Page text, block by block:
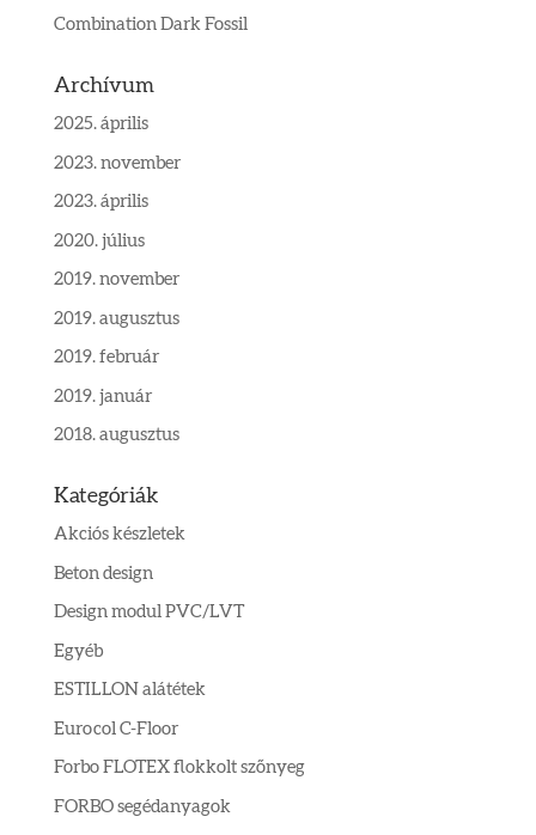
Combination Dark Fossil
Archívum
2025. április
2023. november
2023. április
2020. július
2019. november
2019. augusztus
2019. február
2019. január
2018. augusztus
Kategóriák
Akciós készletek
Beton design
Design modul PVC/LVT
Egyéb
ESTILLON alátétek
Eurocol C-Floor
Forbo FLOTEX flokkolt szőnyeg
FORBO segédanyagok